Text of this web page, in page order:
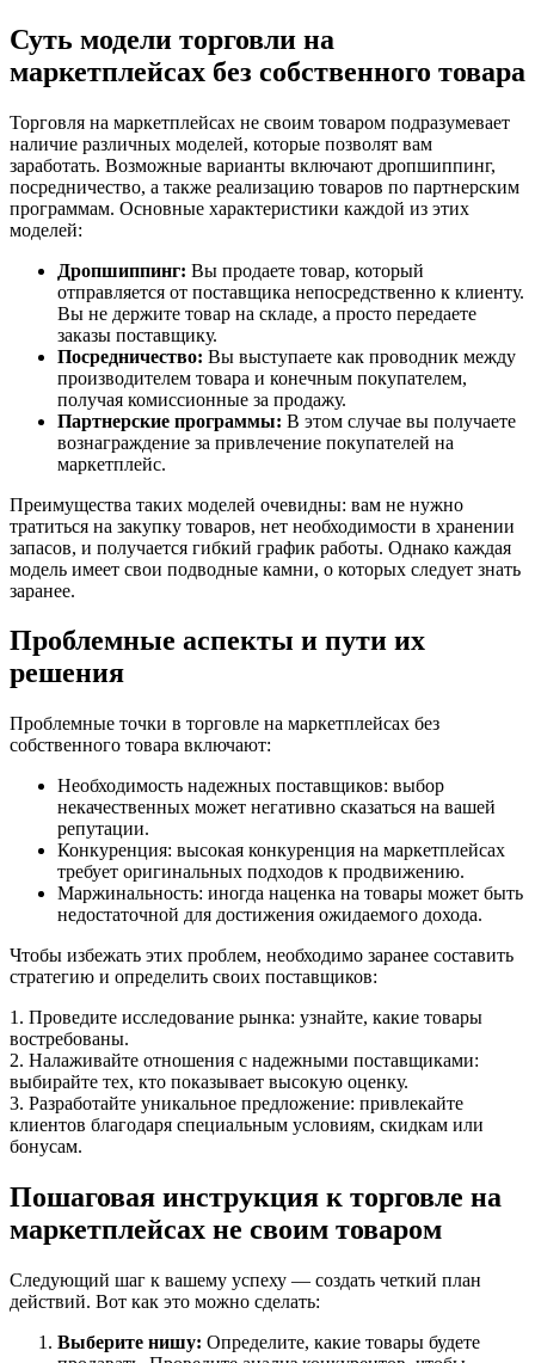
Суть модели торговли на
маркетплейсах без собственного товара
Торговля на маркетплейсах не своим товаром подразумевает
наличие различных моделей, которые позволят вам
заработать. Возможные варианты включают дропшиппинг,
посредничество, а также реализацию товаров по партнерским
программам. Основные характеристики каждой из этих
моделей:
Дропшиппинг: Вы продаете товар, который
отправляется от поставщика непосредственно к клиенту.
Вы не держите товар на складе, а просто передаете
заказы поставщику.
Посредничество: Вы выступаете как проводник между
производителем товара и конечным покупателем,
получая комиссионные за продажу.
Партнерские программы: В этом случае вы получаете
вознаграждение за привлечение покупателей на
маркетплейс.
Преимущества таких моделей очевидны: вам не нужно
тратиться на закупку товаров, нет необходимости в хранении
запасов, и получается гибкий график работы. Однако каждая
модель имеет свои подводные камни, о которых следует знать
заранее.
Проблемные аспекты и пути их
решения
Проблемные точки в торговле на маркетплейсах без
собственного товара включают:
Необходимость надежных поставщиков: выбор
некачественных может негативно сказаться на вашей
репутации.
Конкуренция: высокая конкуренция на маркетплейсах
требует оригинальных подходов к продвижению.
Маржинальность: иногда наценка на товары может быть
недостаточной для достижения ожидаемого дохода.
Чтобы избежать этих проблем, необходимо заранее составить
стратегию и определить своих поставщиков:
1. Проведите исследование рынка: узнайте, какие товары
востребованы.
2. Налаживайте отношения с надежными поставщиками:
выбирайте тех, кто показывает высокую оценку.
3. Разработайте уникальное предложение: привлекайте
клиентов благодаря специальным условиям, скидкам или
бонусам.
Пошаговая инструкция к торговле на
маркетплейсах не своим товаром
Следующий шаг к вашему успеху — создать четкий план
действий. Вот как это можно сделать:
Выберите нишу: Определите, какие товары будете